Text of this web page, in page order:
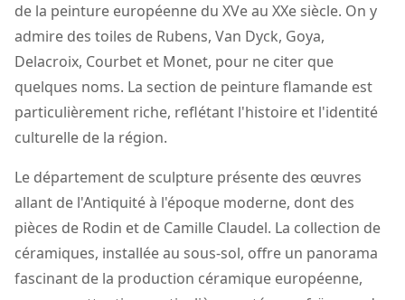
de la peinture européenne du XVe au XXe siècle. On y
admire des toiles de Rubens, Van Dyck, Goya,
Delacroix, Courbet et Monet, pour ne citer que
quelques noms. La section de peinture flamande est
particulièrement riche, reflétant l'histoire et l'identité
culturelle de la région.
Le département de sculpture présente des œuvres
allant de l'Antiquité à l'époque moderne, dont des
pièces de Rodin et de Camille Claudel. La collection de
céramiques, installée au sous-sol, offre un panorama
fascinant de la production céramique européenne,